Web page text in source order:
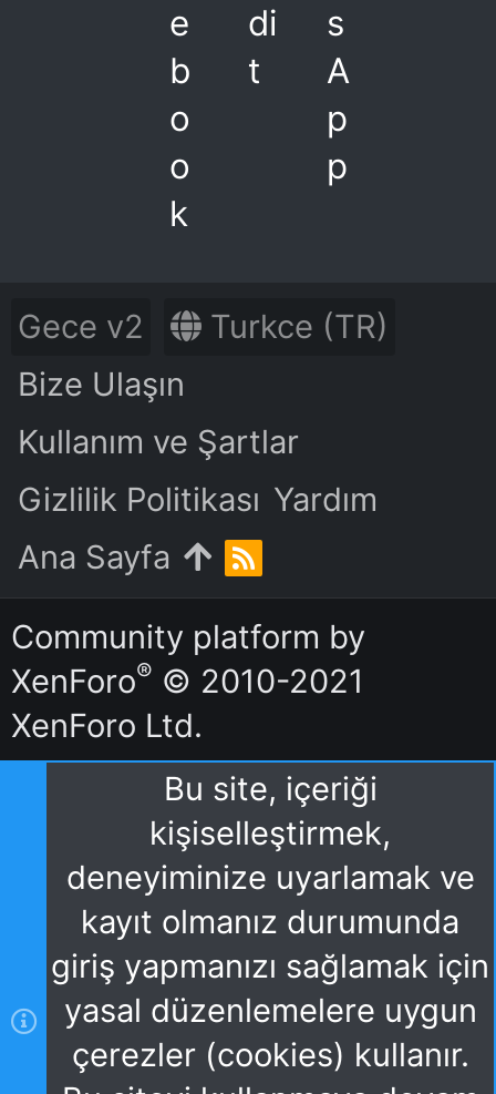
e
b
o
o
k
di
t
s
A
p
p
Gece v2
Turkce (TR)
Bize Ulaşın
Kullanım ve Şartlar
Gizlilik Politikası Yardım
Ana Sayfa
R
S
S
Community platform by
XenForo® © 2010-2021
XenForo Ltd.
Bu site, içeriği
kişiselleştirmek,
deneyiminize uyarlamak ve
kayıt olmanız durumunda
giriş yapmanızı sağlamak için
yasal düzenlemelere uygun
çerezler (cookies) kullanır.